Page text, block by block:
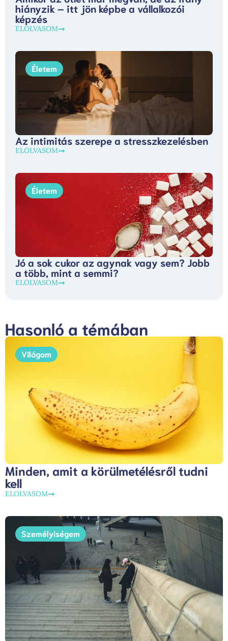
hiányzik – itt jön képbe a vállalkozói
képzés
ELOLVASOM
Életem
Az intimitás szerepe a stresszkezelésben
ELOLVASOM
Életem
Jó a sok cukor az agynak vagy sem? Jobb
a több, mint a semmi?
ELOLVASOM
Hasonló a témában
Világom
Minden, amit a körülmetélésről tudni
kell
ELOLVASOM
Személyiségem